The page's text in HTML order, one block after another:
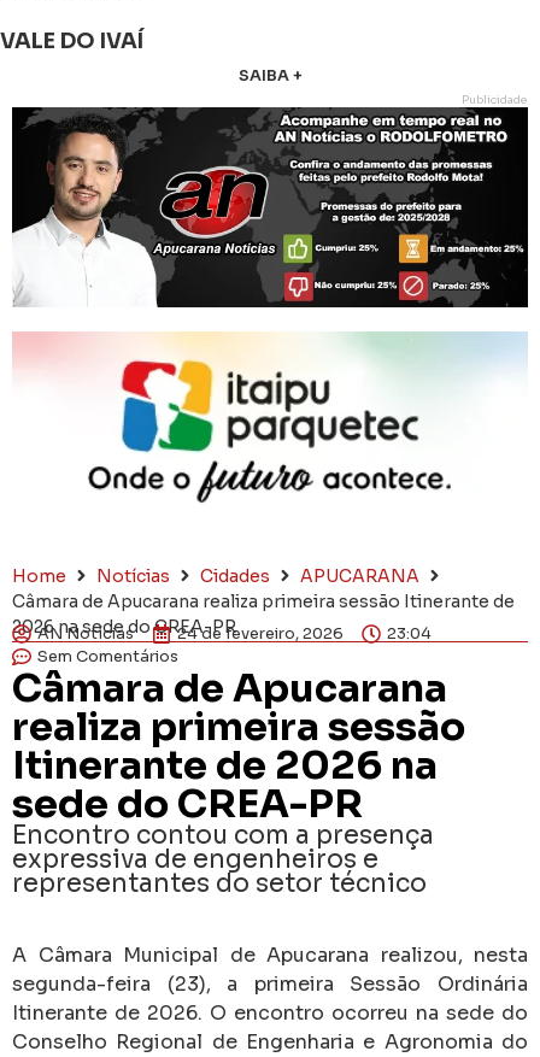
VALE DO IVAÍ
SAIBA +
Publicidade
Home Notícias Cidades
APUCARANA
Câmara de Apucarana realiza primeira sessão Itinerante de
2026 na sede do CREA-PR
AN Notícias 24 de fevereiro, 2026
23:04
Sem Comentários
Câmara de Apucarana
realiza primeira sessão
Itinerante de 2026 na
sede do CREA-PR
Encontro contou com a presença
expressiva de engenheiros e
representantes do setor técnico
A Câmara Municipal de Apucarana realizou, nesta
segunda-feira (23), a primeira Sessão Ordinária
Itinerante de 2026. O encontro ocorreu na sede do
Conselho Regional de Engenharia e Agronomia do